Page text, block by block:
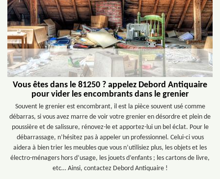
Vous êtes dans le 81250 ? appelez Debord Antiquaire
pour vider les encombrants dans le grenier
Souvent le grenier est encombrant, il est la pièce souvent usé comme
débarras, si vous avez marre de voir votre grenier en désordre et plein de
poussière et de salissure, rénovez-le et apportez-lui un bel éclat. Pour le
débarrassage, n’hésitez pas à appeler un professionnel. Celui-ci vous
aidera à bien trier les meubles que vous n’utilisiez plus, les objets et les
électro-ménagers hors d’usage, les jouets d’enfants ; les cartons de livre,
etc… Ainsi, contactez Debord Antiquaire !